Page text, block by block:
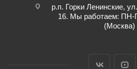
р.п. Горки Ленинские,
16. Мы работаем: ПН-
(Москва)